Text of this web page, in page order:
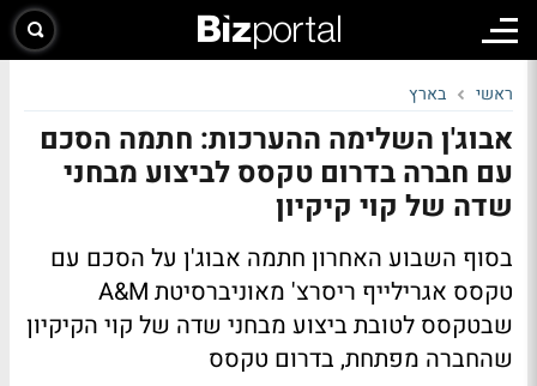
ראשי בארץ
אבוג'ן השלימה ההערכות: חתמה הסכם
עם חברה בדרום טקסס לביצוע מבחני
שדה של קוי קיקיון
בסוף השבוע האחרון חתמה אבוג'ן על הסכם עם
טקסס אגרילייף ריסרצ' מאוניברסיטת A&M
שבטקסס לטובת ביצוע מבחני שדה של קוי הקיקיון
שהחברה מפתחת, בדרום טקסס